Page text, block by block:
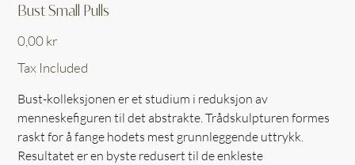
Bust Small Pulls
0,00 kr
Tax Included
Bust-kolleksjonen er et studium i reduksjon av
menneskefiguren til det abstrakte. Trådskulpturen formes
raskt for å fange hodets mest grunnleggende uttrykk.
Resultatet er en byste redusert til de enkleste